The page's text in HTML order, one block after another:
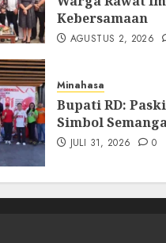
Kebersamaan
AGUSTUS 2, 2026
Minahasa
Bupati RD:
Simbol
JULI 31, 2026 0